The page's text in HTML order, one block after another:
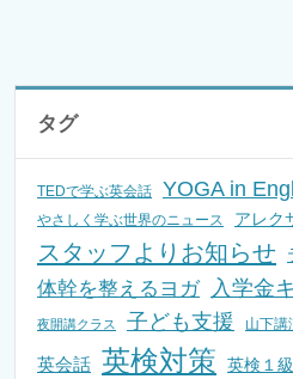
タグ
TEDで学ぶ英会話 YOGA in
やさしく学ぶ世界のニュース アレク
スタッフよりお知らせ
体幹を整えるヨガ 入学金
夜開講クラス 子ども支援 山下講
英会話 英検対策 英検１